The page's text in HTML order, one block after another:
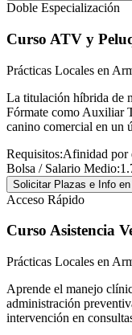
Doble Especialización
Curso ATV y
Prácticas Locales en
La titulación híbrida de
Fórmate como Auxiliar
canino comercial en un
Requisitos:Afinidad por
Bolsa / Salario Medio:
Solicitar Plazas e Info
Acceso Rápido
Curso Asistencia
Prácticas Locales en
Aprende el manejo
administración
intervención en